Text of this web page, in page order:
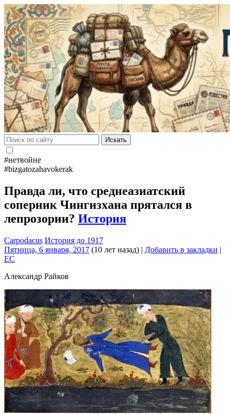
Искать
#нетвойне
#bizgatozahavokerak
Правда ли, что среднеазиатский
соперник Чингизхана прятался в
лепрозории? История
Carpodacus История до 1917
Пятница, 6 января, 2017 (10 лет назад) | Добавить в закладки |
EC
Александр Райков